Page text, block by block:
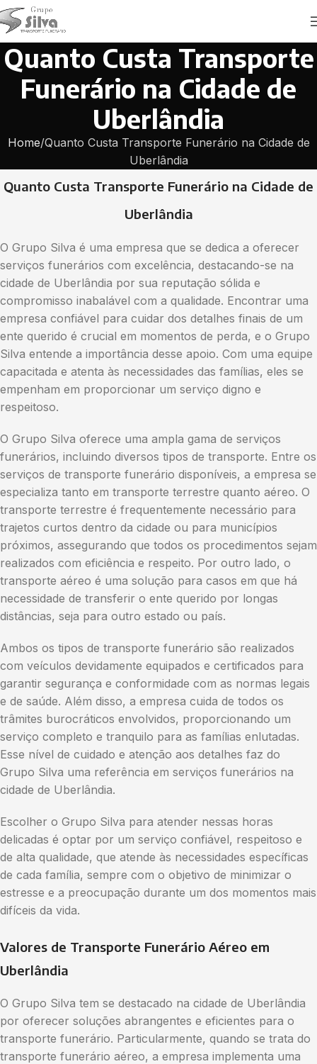
Quanto Custa Transporte
Funerário na Cidade de
Uberlândia
Home Quanto Custa Transporte Funerário na Cidade de
Uberlândia
Quanto Custa Transporte Funerário na Cidade de
Uberlândia
O Grupo Silva é uma empresa que se dedica a oferecer
serviços funerários com excelência, destacando-se na
cidade de Uberlândia por sua reputação sólida e
compromisso inabalável com a qualidade. Encontrar uma
empresa confiável para cuidar dos detalhes finais de um
ente querido é crucial em momentos de perda, e o Grupo
Silva entende a importância desse apoio. Com uma equipe
capacitada e atenta às necessidades das famílias, eles se
empenham em proporcionar um serviço digno e
respeitoso.
O Grupo Silva oferece uma ampla gama de serviços
funerários, incluindo diversos tipos de transporte. Entre os
serviços de transporte funerário disponíveis, a empresa se
especializa tanto em transporte terrestre quanto aéreo. O
transporte terrestre é frequentemente necessário para
trajetos curtos dentro da cidade ou para municípios
próximos, assegurando que todos os procedimentos sejam
realizados com eficiência e respeito. Por outro lado, o
transporte aéreo é uma solução para casos em que há
necessidade de transferir o ente querido por longas
distâncias, seja para outro estado ou país.
Ambos os tipos de transporte funerário são realizados
com veículos devidamente equipados e certificados para
garantir segurança e conformidade com as normas legais
e de saúde. Além disso, a empresa cuida de todos os
trâmites burocráticos envolvidos, proporcionando um
serviço completo e tranquilo para as famílias enlutadas.
Esse nível de cuidado e atenção aos detalhes faz do
Grupo Silva uma referência em serviços funerários na
cidade de Uberlândia.
Escolher o Grupo Silva para atender nessas horas
delicadas é optar por um serviço confiável, respeitoso e
de alta qualidade, que atende às necessidades específicas
de cada família, sempre com o objetivo de minimizar o
estresse e a preocupação durante um dos momentos mais
difíceis da vida.
Valores de Transporte Funerário Aéreo em
Uberlândia
O Grupo Silva tem se destacado na cidade de Uberlândia
por oferecer soluções abrangentes e eficientes para o
transporte funerário. Particularmente, quando se trata do
transporte funerário aéreo, a empresa implementa uma